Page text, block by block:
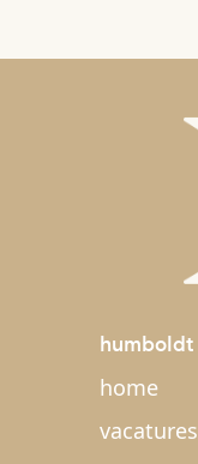
humboldt
home
vacatures